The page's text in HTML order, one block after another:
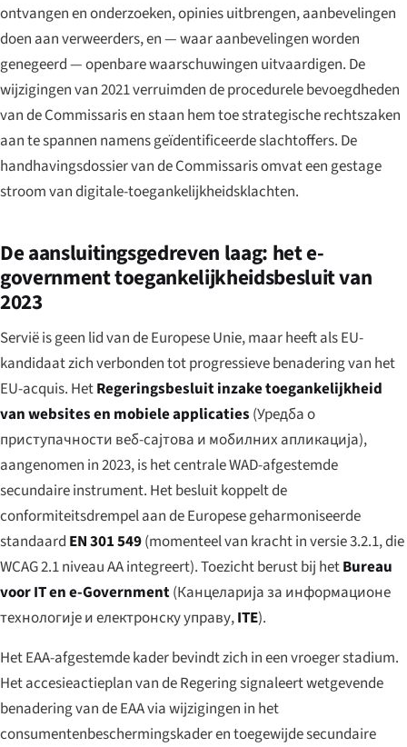
ontvangen en onderzoeken, opinies uitbrengen, aanbevelingen
doen aan verweerders, en — waar aanbevelingen worden
genegeerd — openbare waarschuwingen uitvaardigen. De
wijzigingen van 2021 verruimden de procedurele bevoegdheden
van de Commissaris en staan hem toe strategische rechtszaken
aan te spannen namens geïdentificeerde slachtoffers. De
handhavingsdossier van de Commissaris omvat een gestage
stroom van digitale-toegankelijkheidsklachten.
De aansluitingsgedreven laag: het e-
government toegankelijkheidsbesluit van
2023
Servië is geen lid van de Europese Unie, maar heeft als EU-
kandidaat zich verbonden tot progressieve benadering van het
EU-acquis. HetRegeringsbesluit inzake toegankelijkheid
van websites en mobiele applicaties (Уредба о
приступачности веб-сајтова и мобилних апликација),
aangenomen in 2023, is het centrale WAD-afgestemde
secundaire instrument. Het besluit koppelt de
conformiteitsdrempel aan de Europese geharmoniseerde
standaard EN 301 549(momenteel van kracht in versie 3.2.1, die
WCAG 2.1 niveau AA integreert). Toezicht berust bij hetBureau
voor IT en e-Government(Канцеларија за информационе
технологије и електронску управу,ITE).
Het EAA-afgestemde kader bevindt zich in een vroeger stadium.
Het accesieactieplan van de Regering signaleert wetgevende
benadering van de EAA via wijzigingen in het
consumentenbeschermingskader en toegewijde secundaire